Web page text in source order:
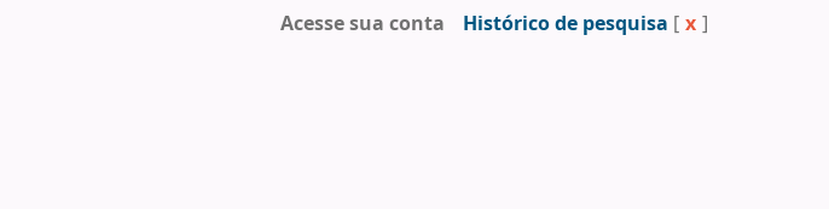
Acesse sua conta Histórico de pesquisa [ x ]